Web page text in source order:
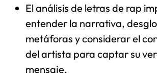
El análisis de letras de rap
entender la narrativa,
metáforas y considerar el
del artista para captar su
mensaje.